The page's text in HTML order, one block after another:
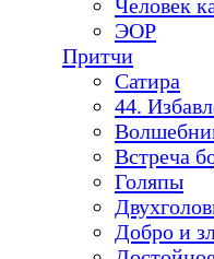
Человек
ЭОР
Притчи
Сатира
44.
Встреча
Голяпы
Добро и